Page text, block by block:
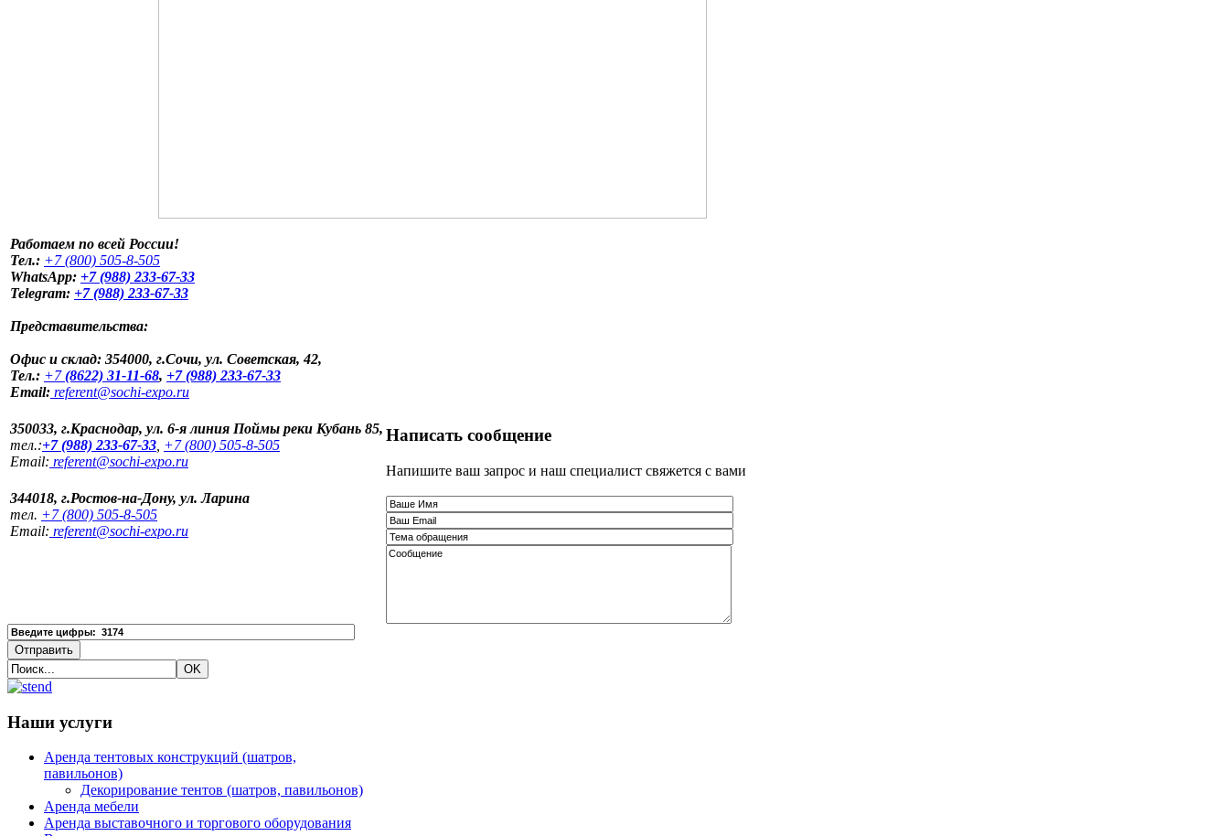
Работаем по всей России!
Тел.: +7 (800) 505-8-505
WhatsApp: +7 (988) 233-67-33
Telegram: +7 (988) 233-67-33
Представительства:
Офис и склад: 354000, г.Сочи, ул. Советская, 42,
Тел.: +7(8622) 31-11-68, +7 (988) 233-67-33
Email: referent@sochi-expo.ru
350033, г.Краснодар, ул. 6-я линия Поймы реки Кубань 85,
тел.:+7 (988) 233-67-33 +7 (800) 505-8-505
Email: referent@sochi-expo.ru
344018, г.Ростов-на-Дону, ул. Ларина
тел. +7 (800) 505-8-505
Email: referent@sochi-expo.ru
Написать сообщение
Напишите ваш запрос и наш специалист свяжется с вами
Наши услуги
Аренда тентовых конструкций (шатров,
павильонов)
Декорирование тентов (шатров, павильонов)
Аренда мебели
Аренда выставочного и торгового оборудования